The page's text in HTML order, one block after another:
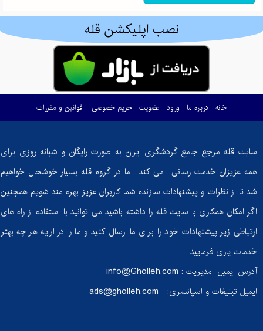
کامل، مسیر
صعود، طبیعت و
ماست
گوسفندی؛ گنجی
پنهان از خواص
آیا
ثابت به اندازه
دوچرخه‌سواری
واقعی کالری
می‌سوزاند؟
گنبد نمکی
زمین‌شناسی
نصب اپلیکشن قله
خانه درباره ما ورود عضویت حریم خصوصی قوانین و مقررات
سایت قله مرجع جامع گردشگری ایران به صورت رایگان و شبانه روزی برای
همه عزیزان خدمت رسانی می کند . ما در گروه قله بسیار خوشحال خواهیم
شد تا از نظرات و پیشنهادات سازنده شما کاربران عزیز بهره مند شویم همچنین
اگر امکان همکاری با سایت قله را داشته باشید می توانید با استفاده از راه های
ارتباطی زیر پیشنهادات خود را برای ما ارسال کنید و ما را در ارایه هر چه بهتر
خدمات یاری فرمایید.
آدرس ایمیل مدیریت : info@Gholleh.com
ایمیل تبلیغات و اسپانسری: ads@gholleh.com